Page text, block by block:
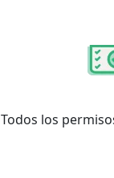
Todos los